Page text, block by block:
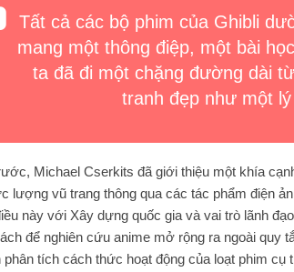
Tất cả các bộ phim của Ghibli
mang một thông điệp, một bài
ta đã đi một chặng đường dài
tranh đẹp như một
Michael Cserkits đã giới thiệu một khía
lượng vũ trang thông qua các tác phẩm điện
này với Xây dựng quốc gia và vai trò lãnh
để nghiên cứu anime mở rộng ra ngoài quy
phân tích cách thức hoạt động của loạt phim